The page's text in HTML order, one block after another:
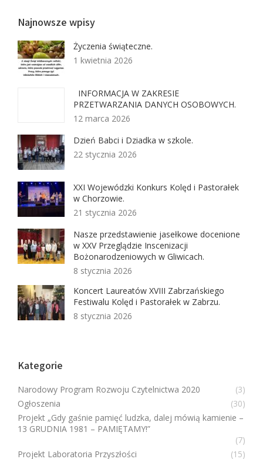
Najnowsze wpisy
Życzenia świąteczne.
1 kwietnia 2026
INFORMACJA W ZAKRESIE
PRZETWARZANIA DANYCH OSOBOWYCH.
12 marca 2026
Dzień Babci i Dziadka w szkole.
22 stycznia 2026
XXI Wojewódzki Konkurs Kolęd i Pastorałek
w Chorzowie.
21 stycznia 2026
Nasze przedstawienie jasełkowe docenione
w XXV Przeglądzie Inscenizacji
Bożonarodzeniowych w Gliwicach.
8 stycznia 2026
Koncert Laureatów XVIII Zabrzańskiego
Festiwalu Kolęd i Pastorałek w Zabrzu.
8 stycznia 2026
Kategorie
Narodowy Program Rozwoju Czytelnictwa 2020
(3)
Ogłoszenia
(30)
Projekt „Gdy gaśnie pamięć ludzka, dalej mówią kamienie –
13 GRUDNIA 1981 – PAMIĘTAMY!”
(7)
Projekt Laboratoria Przyszłości
(15)